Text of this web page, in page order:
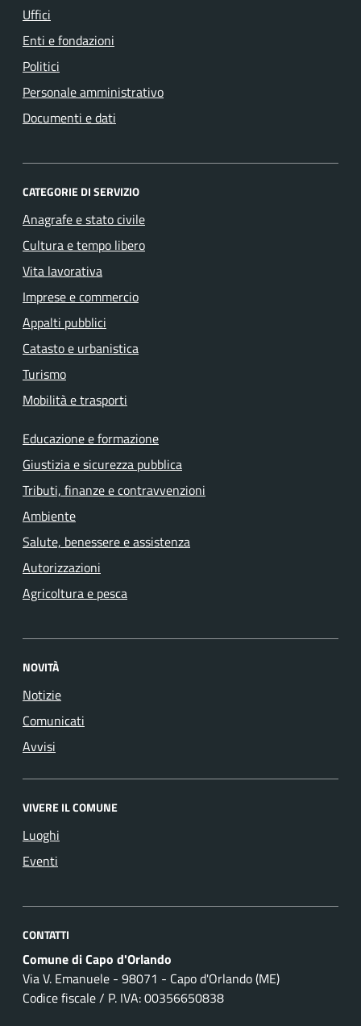
Uffici
Enti e fondazioni
Politici
Personale amministrativo
Documenti e dati
CATEGORIE DI SERVIZIO
Anagrafe e stato civile
Cultura e tempo libero
Vita lavorativa
Imprese e commercio
Appalti pubblici
Catasto e urbanistica
Turismo
Mobilità e trasporti
Educazione e formazione
Giustizia e sicurezza pubblica
Tributi, finanze e contravvenzioni
Ambiente
Salute, benessere e assistenza
Autorizzazioni
Agricoltura e pesca
NOVITÀ
Notizie
Comunicati
Avvisi
VIVERE IL COMUNE
Luoghi
Eventi
CONTATTI
Comune di Capo d'Orlando
Via V. Emanuele - 98071 - Capo d'Orlando (ME)
Codice fiscale / P. IVA: 00356650838